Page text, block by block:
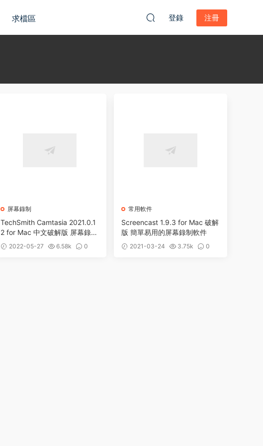
求檔區 登錄 注冊
屏幕錄制
TechSmith Camtasia 2021.0.1
2 for Mac 中文破解版 屏幕錄像
視頻錄制編輯軟件
2022-05-27 6.58k 0
常用軟件
Screencast 1.9.3 for Mac 破解
版 簡單易用的屏幕錄制軟件
2021-03-24 3.75k 0